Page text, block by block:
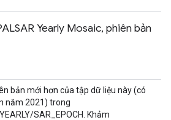
Yearly Mosaic, phiên bản
bản mới hơn của tập dữ liệu này (có
năm 2021) trong
SAR_EPOCH. Khảm